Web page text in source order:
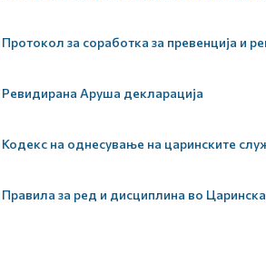
Протокол за соработка за превенција и
Ревидирана Аруша декларација
Кодекс на однесување на царинските
Правила за ред и дисциплина во